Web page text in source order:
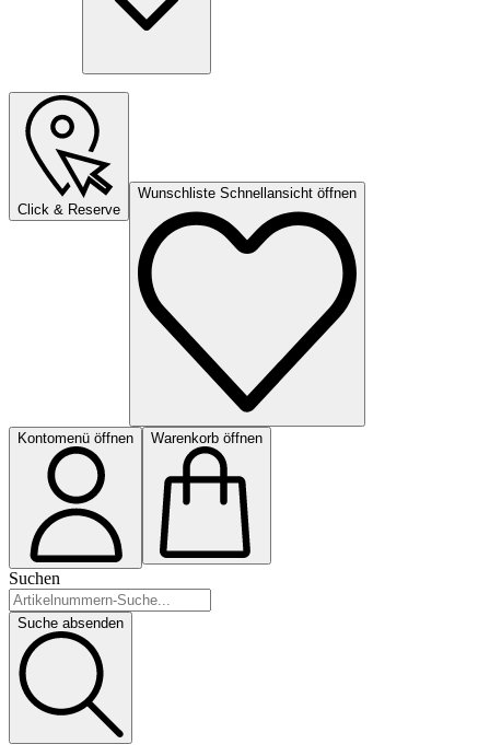
Click & Reserve
Wunschliste Schnellansicht öffnen
Kontomenü öffnen Warenkorb öffnen
Suchen
Suche absenden